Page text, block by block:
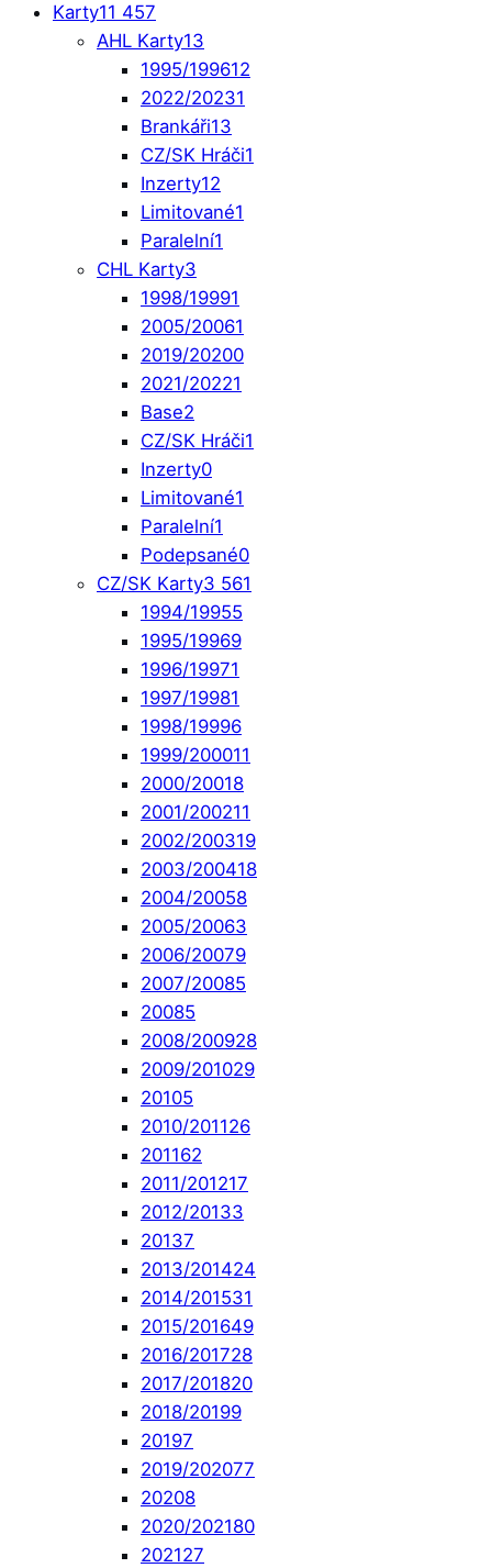
Karty11 457
AHL Karty13
1995/199612
2022/20231
Brankáři13
CZ/SK Hráči1
Inzerty12
Limitované1
Paralelní1
CHL Karty3
1998/19991
2005/20061
2019/20200
2021/20221
Base2
CZ/SK Hráči1
Inzerty0
Limitované1
Paralelní1
Podepsané0
CZ/SK Karty3 561
1994/19955
1995/19969
1996/19971
1997/19981
1998/19996
1999/200011
2000/20018
2001/200211
2002/200319
2003/200418
2004/20058
2005/20063
2006/20079
2007/20085
20085
2008/200928
2009/201029
20105
2010/201126
201162
2011/201217
2012/20133
20137
2013/201424
2014/201531
2015/201649
2016/201728
2017/201820
2018/20199
20197
2019/202077
20208
2020/202180
202127